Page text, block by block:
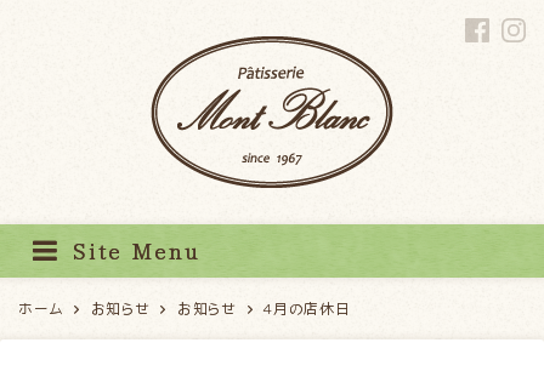
Site Menu
ホーム お知らせ お知らせ 4月の店休日